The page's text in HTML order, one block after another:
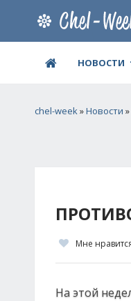
НОВОСТИ
chel-week»Новости
Мне
На этой